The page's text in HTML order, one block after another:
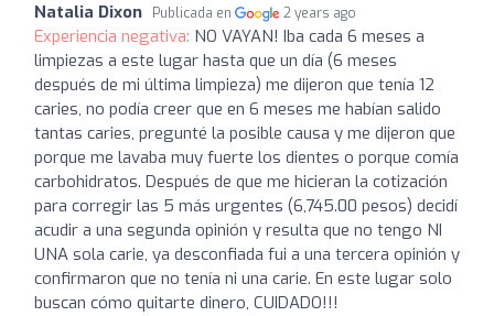
Natalia Dixon Publicada en 2 years ago
Experiencia negativa: NO VAYAN! Iba cada 6 meses a
limpiezas a este lugar hasta que un día (6 meses
después de mi última limpieza) me dijeron que tenía 12
caries, no podía creer que en 6 meses me habían salido
tantas caries, pregunté la posible causa y me dijeron que
porque me lavaba muy fuerte los dientes o porque comía
carbohidratos. Después de que me hicieran la cotización
para corregir las 5 más urgentes (6,745.00 pesos) decidí
acudir a una segunda opinión y resulta que no tengo NI
UNA sola carie, ya desconfiada fui a una tercera opinión y
confirmaron que no tenía ni una carie. En este lugar solo
buscan cómo quitarte dinero, CUIDADO!!!